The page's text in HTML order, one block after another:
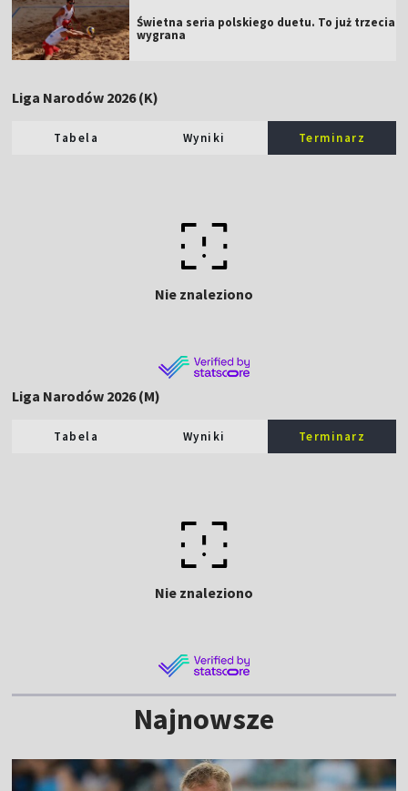
Świetna seria polskiego duetu. To już trzecia
wygrana
Liga Narodów 2026 (K)
Tabela Wyniki Terminarz
Nie znaleziono
Liga Narodów 2026 (M)
Tabela Wyniki Terminarz
Nie znaleziono
Najnowsze